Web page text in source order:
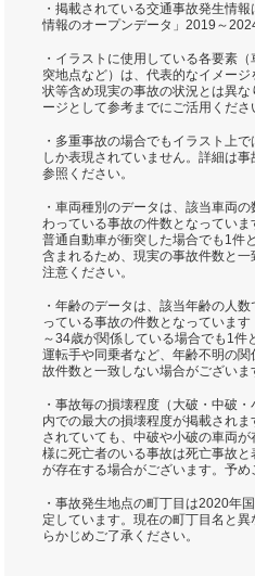
・掲載されている交通事故発生情
情報のオープンデータ」2019～
・イラストに使用している各要素
突地点など）は、代表的なイメー
状等含め現実の事故の状況とは異
ージとして参考までにご活用くださ
・多重事故の場合でもイラスト上
しか表現されていません。詳細は
参照ください。
・車両種別のデータは、該当車両
わっている事故の件数となってい
普通自動車が衝突した場合でも1件
含まれるため、現実の事故件数と
注意ください。
・年齢のデータは、該当年齢の人
っている事故の件数となっていま
～34歳が関係している場合でも1件
運転手や同乗者など、年齢不明の
故件数と一致しない場合がございま
・事故毎の損壊程度（大破・中破
内での最大の損壊程度が掲載され
されていても、中破や小破の車両
様に死亡者のいる事故は死亡事故
が存在する場合がございます。予め
・事故発生地点の町丁目は2020年
定しています。現在の町丁目名と
らかじめご了承ください。